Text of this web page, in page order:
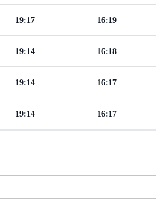
16:19
19:17
16:18
19:14
16:17
19:14
16:17
19:14